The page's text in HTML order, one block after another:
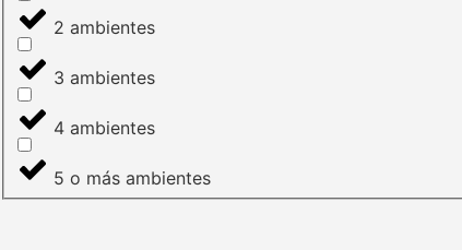
2 ambientes
3 ambientes
4 ambientes
5 o más ambientes